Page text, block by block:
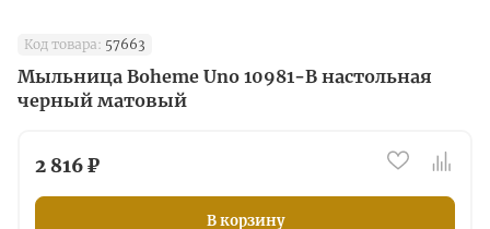
Код товара: 57663
Мыльница Boheme Uno 10981-B настольная
черный матовый
2 816 ₽
В корзину